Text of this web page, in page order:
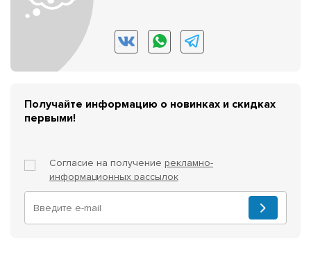
Получайте информацию о новинках и скидках
первыми!
Согласие на получение рекламно-
информационных рассылок